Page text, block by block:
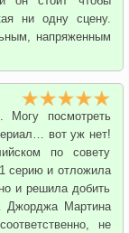
ни одну сцену.
напряженным
Могу посмотреть
вот уж нет!
по совету
серию и отложила
и решила добить
Джорджа Мартина
не